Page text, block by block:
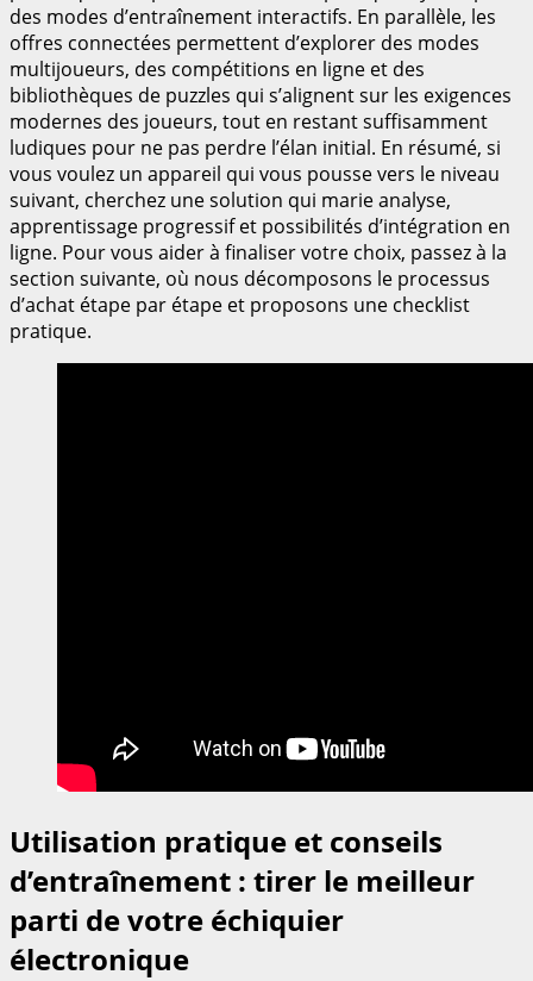
des modes d’entraînement interactifs. En parallèle, les
offres connectées permettent d’explorer des modes
multijoueurs, des compétitions en ligne et des
bibliothèques de puzzles qui s’alignent sur les exigences
modernes des joueurs, tout en restant suffisamment
ludiques pour ne pas perdre l’élan initial. En résumé, si
vous voulez un appareil qui vous pousse vers le niveau
suivant, cherchez une solution qui marie analyse,
apprentissage progressif et possibilités d’intégration en
ligne. Pour vous aider à finaliser votre choix, passez à la
section suivante, où nous décomposons le processus
d’achat étape par étape et proposons une checklist
pratique.
Utilisation pratique et conseils
d’entraînement : tirer le meilleur
parti de votre échiquier
électronique